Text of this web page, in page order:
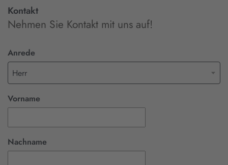
Kontakt
Nehmen Sie Kontakt mit uns auf!
Anrede
Herr
Vorname
Nachname